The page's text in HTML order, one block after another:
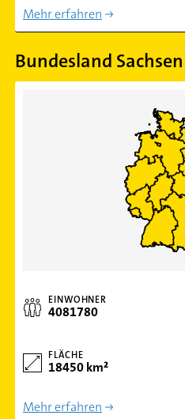
Mehr erfahren
Bundesland Sachsen
EINWOHNER
4081780
FLÄCHE
18450 km²
Mehr erfahren